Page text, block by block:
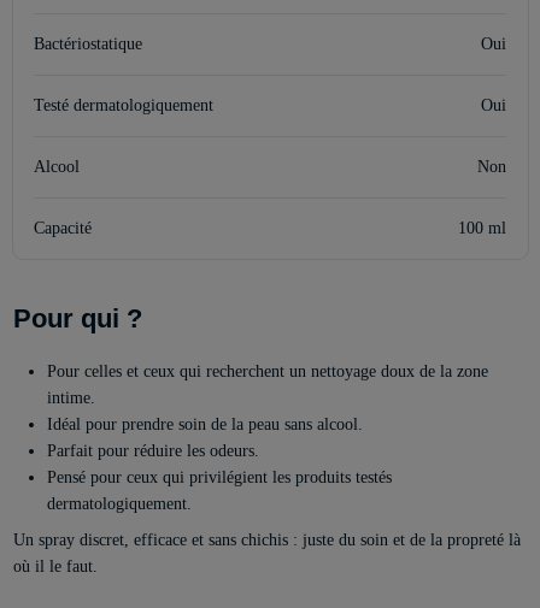
Bactériostatique Oui
Testé dermatologiquement Oui
Alcool Non
Capacité 100 ml
Pour qui ?
Pour celles et ceux qui recherchent un nettoyage doux de la zone
intime.
Idéal pour prendre soin de la peau sans alcool.
Parfait pour réduire les odeurs.
Pensé pour ceux qui privilégient les produits testés
dermatologiquement.
Un spray discret, efficace et sans chichis : juste du soin et de la propreté là
où il le faut.